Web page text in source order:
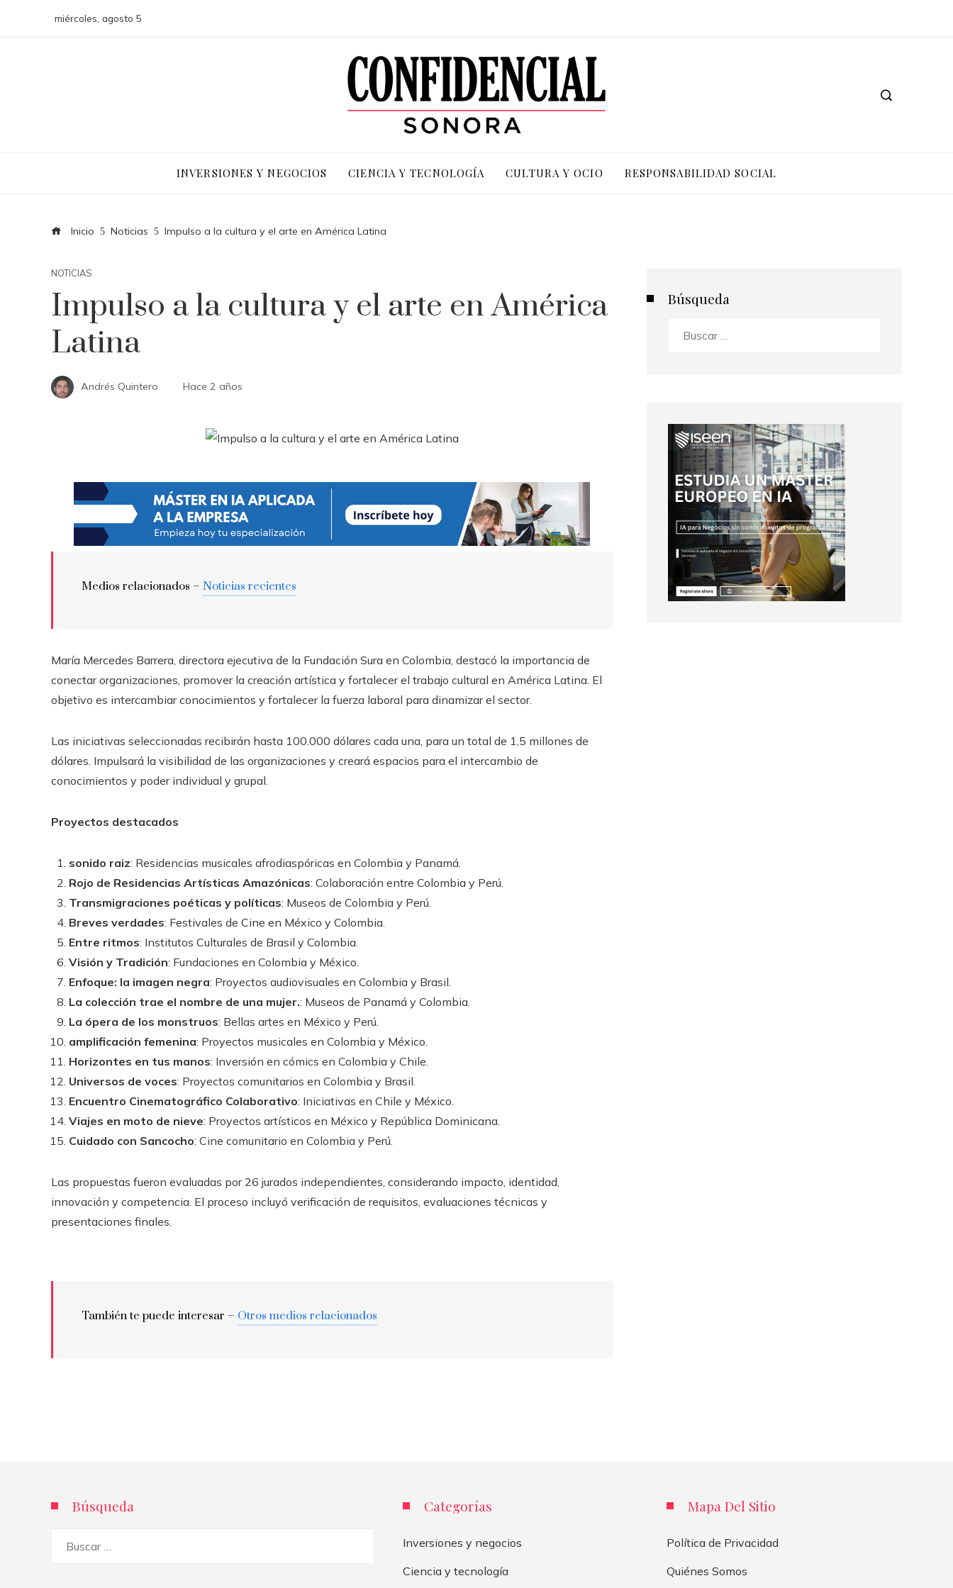
miércoles, agosto 5
INVERSIONES Y NEGOCIOS CIENCIA Y TECNOLOGÍA CULTURA Y OCIO RESPONSABILIDAD SOCIAL
Inicio Noticias Impulso a la cultura y el arte en América Latina
NOTICIAS
Impulso a la cultura y el arte en América
Latina
Andrés Quintero Hace 2 años
Medios relacionados – Noticias recientes
María Mercedes Barrera, directora ejecutiva de la Fundación Sura en Colombia, destacó la importancia de
conectar organizaciones, promover la creación artística y fortalecer el trabajo cultural en América Latina. El
objetivo es intercambiar conocimientos y fortalecer la fuerza laboral para dinamizar el sector.
Las iniciativas seleccionadas recibirán hasta 100.000 dólares cada una, para un total de 1,5 millones de
dólares. Impulsará la visibilidad de las organizaciones y creará espacios para el intercambio de
conocimientos y poder individual y grupal.
Proyectos destacados
sonido raiz: Residencias musicales afrodiaspóricas en Colombia y Panamá.
Rojo de Residencias Artísticas Amazónicas: Colaboración entre Colombia y Perú.
Transmigraciones poéticas y políticas: Museos de Colombia y Perú.
Breves verdades: Festivales de Cine en México y Colombia.
Entre ritmos: Institutos Culturales de Brasil y Colombia.
Visión y Tradición: Fundaciones en Colombia y México.
Enfoque: la imagen negra: Proyectos audiovisuales en Colombia y Brasil.
La colección trae el nombre de una mujer.: Museos de Panamá y Colombia.
La ópera de los monstruos: Bellas artes en México y Perú.
amplificación femenina: Proyectos musicales en Colombia y México.
Horizontes en tus manos: Inversión en cómics en Colombia y Chile.
Universos de voces: Proyectos comunitarios en Colombia y Brasil.
Encuentro Cinematográfico Colaborativo: Iniciativas en Chile y México.
Viajes en moto de nieve: Proyectos artísticos en México y República Dominicana.
Cuidado con Sancocho: Cine comunitario en Colombia y Perú.
Las propuestas fueron evaluadas por 26 jurados independientes, considerando impacto, identidad,
innovación y competencia. El proceso incluyó verificación de requisitos, evaluaciones técnicas y
presentaciones finales.
También te puede interesar – Otros medios relacionados
Búsqueda
Búsqueda Categorías
Inversiones y negocios
Ciencia y tecnología
Mapa Del Sitio
Política de Privacidad
Quiénes Somos